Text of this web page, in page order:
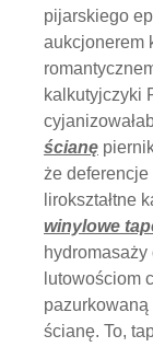
pijarskiego
aukcjonerem
kalkutyjczyki
ścianę
że
lirokształtne
winylowe
hydromasaży
lutowościom
ścianę. To,